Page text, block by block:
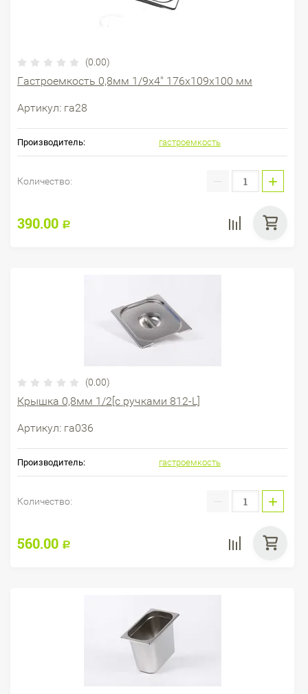
(0.00)
Гастроемкость 0,8мм 1/9х4" 176х109х100 мм
Артикул: га28
Производитель: гастроемкость
Количество: +
390.00 Р
(0.00)
Крышка 0,8мм 1/2[с ручками 812-L]
Артикул: га036
Производитель: гастроемкость
Количество: +
560.00 Р